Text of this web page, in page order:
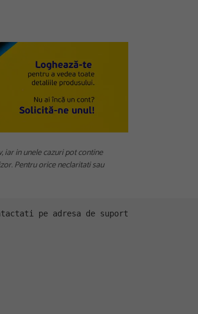
iar in unele cazuri pot contine
Pentru orice neclaritati sau
pe adresa de suport